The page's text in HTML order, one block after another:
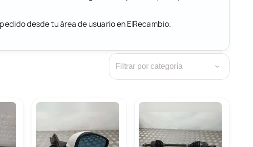
desde tu área de usuario en ElRecambio.
›